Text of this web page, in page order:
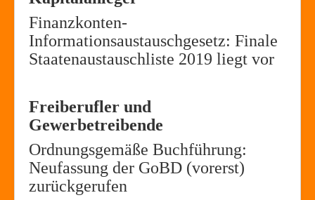
Finanzkonten-
Informationsaustauschgesetz: Finale
Staatenaustauschliste 2019 liegt vor
Freiberufler und
Gewerbetreibende
Ordnungsgemäße Buchführung:
Neufassung der GoBD (vorerst)
zurückgerufen